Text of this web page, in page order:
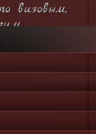
визовым,